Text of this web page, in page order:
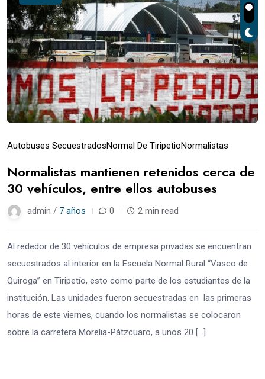
Autobuses SecuestradosNormal De TiripetioNormalistas
Normalistas mantienen retenidos cerca de
30 vehículos, entre ellos autobuses
admin / 7 años 0 2 min read
Al rededor de 30 vehículos de empresa privadas se encuentran
secuestrados al interior en la Escuela Normal Rural “Vasco de
Quiroga” en Tiripetío, esto como parte de los estudiantes de la
institución. Las unidades fueron secuestradas en las primeras
horas de este viernes, cuando los normalistas se colocaron
sobre la carretera Morelia-Pátzcuaro, a unos 20 […]